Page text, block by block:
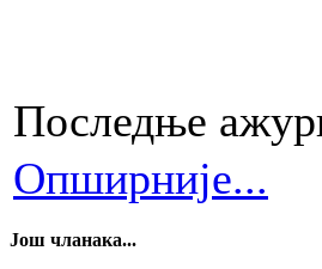
Последње
Опширније...
Још чланака...